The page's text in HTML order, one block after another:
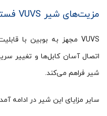
مزیت‌های شیر VUVS فستو
اتصال آسان کابل‌ها و تغییر
شیر فراهم می‌کند.
سایر مزایای این شیر در ادامه